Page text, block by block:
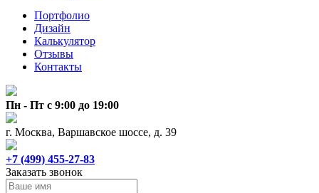
Портфолио
Дизайн
Калькулятор
Отзывы
Контакты
Пн - Пт с 9:00 до 19:00
г. Москва, Варшавское шоссе, д. 39
+7 (499) 455-27-83
Заказать звонок